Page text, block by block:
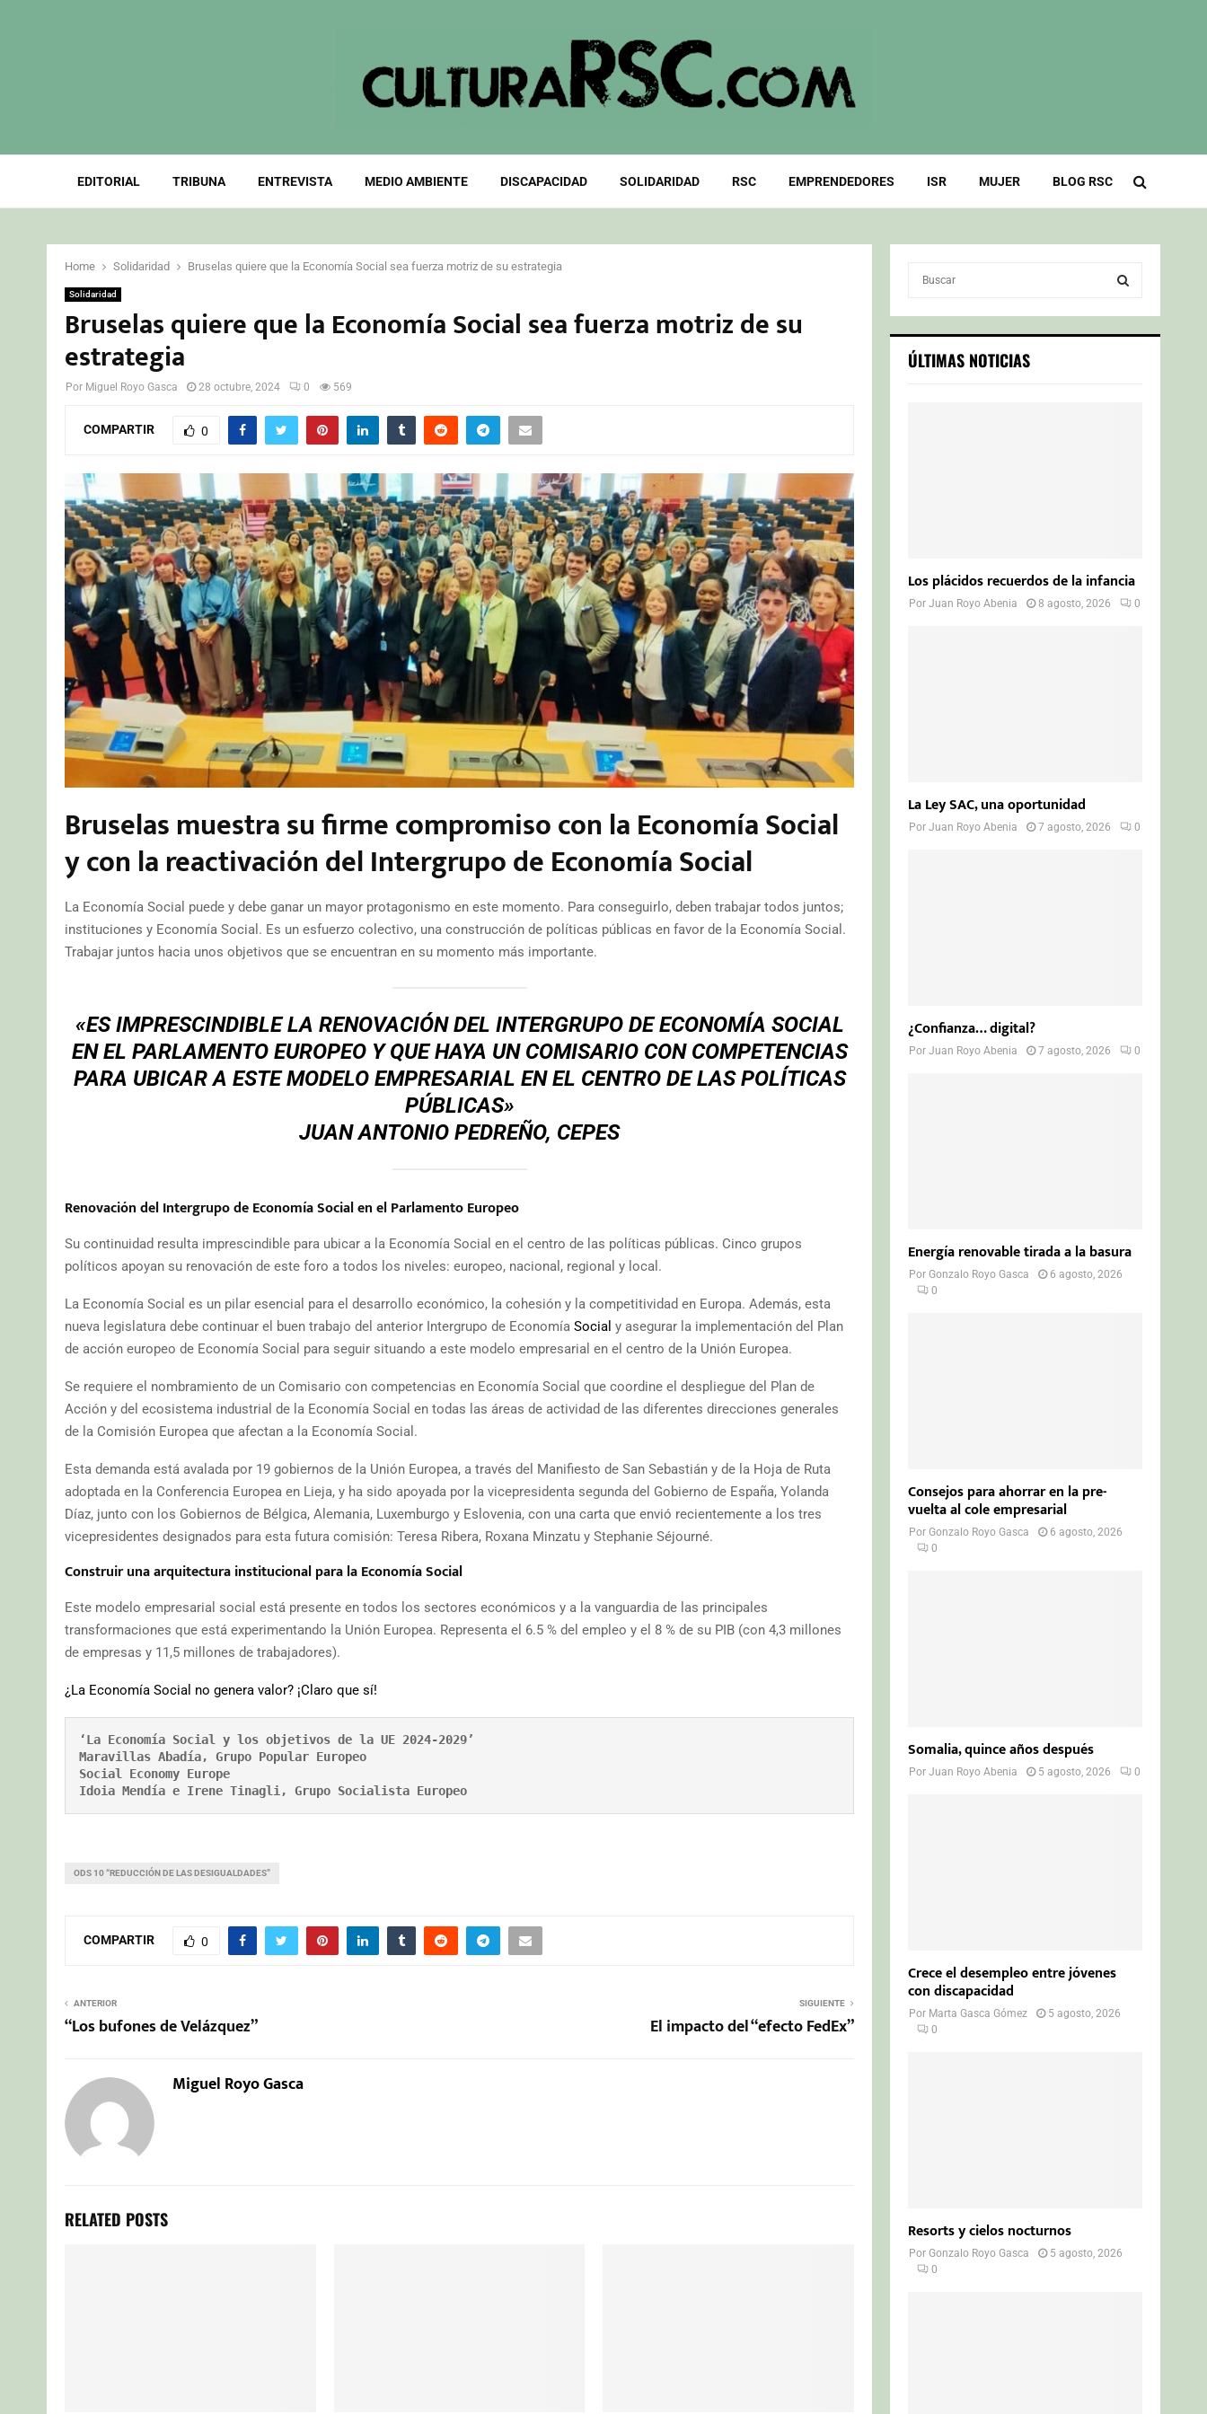
EDITORIAL TRIBUNA ENTREVISTA MEDIO AMBIENTE DISCAPACIDAD SOLIDARIDAD RSC EMPRENDEDORES ISR MUJER BLOG RSC
Home Solidaridad Bruselas quiere que la Economía Social sea fuerza motriz de su estrategia
Solidaridad
Bruselas quiere que la Economía Social sea fuerza motriz de su
estrategia
Por Miguel Royo Gasca 28 octubre, 2024 0 569
COMPARTIR 0
Bruselas muestra su firme compromiso con la Economía Social
y con la reactivación del Intergrupo de Economía Social
La Economía Social puede y debe ganar un mayor protagonismo en este momento. Para conseguirlo, deben trabajar todos juntos;
instituciones y Economía Social. Es un esfuerzo colectivo, una construcción de políticas públicas en favor de la Economía Social.
Trabajar juntos hacia unos objetivos que se encuentran en su momento más importante.
«ES IMPRESCINDIBLE LA RENOVACIÓN DEL INTERGRUPO DE ECONOMÍA SOCIAL
EN EL PARLAMENTO EUROPEO Y QUE HAYA UN COMISARIO CON COMPETENCIAS
PARA UBICAR A ESTE MODELO EMPRESARIAL EN EL CENTRO DE LAS POLÍTICAS
PÚBLICAS»
JUAN ANTONIO PEDREÑO, CEPES
Renovación del Intergrupo de Economía Social en el Parlamento Europeo
Su continuidad resulta imprescindible para ubicar a la Economía Social en el centro de las políticas públicas. Cinco grupos
políticos apoyan su renovación de este foro a todos los niveles: europeo, nacional, regional y local.
La Economía Social es un pilar esencial para el desarrollo económico, la cohesión y la competitividad en Europa. Además, esta
nueva legislatura debe continuar el buen trabajo del anterior Intergrupo de Economía Social y asegurar la implementación del Plan
de acción europeo de Economía Social para seguir situando a este modelo empresarial en el centro de la Unión Europea.
Se requiere el nombramiento de un Comisario con competencias en Economía Social que coordine el despliegue del Plan de
Acción y del ecosistema industrial de la Economía Social en todas las áreas de actividad de las diferentes direcciones generales
de la Comisión Europea que afectan a la Economía Social.
Esta demanda está avalada por 19 gobiernos de la Unión Europea, a través del Manifiesto de San Sebastián y de la Hoja de Ruta
adoptada en la Conferencia Europea en Lieja, y ha sido apoyada por la vicepresidenta segunda del Gobierno de España, Yolanda
Díaz, junto con los Gobiernos de Bélgica, Alemania, Luxemburgo y Eslovenia, con una carta que envió recientemente a los tres
vicepresidentes designados para esta futura comisión: Teresa Ribera, Roxana Minzatu y Stephanie Séjourné.
Construir una arquitectura institucional para la Economía Social
Este modelo empresarial social está presente en todos los sectores económicos y a la vanguardia de las principales
transformaciones que está experimentando la Unión Europea. Representa el 6.5 % del empleo y el 8 % de su PIB (con 4,3 millones
de empresas y 11,5 millones de trabajadores).
¿La Economía Social no genera valor? ¡Claro que sí!
‘La Economía Social y los objetivos de la UE 2024-2029’
Maravillas Abadía, Grupo Popular Europeo
Social Economy Europe
Idoia Mendía e Irene Tinagli, Grupo Socialista Europeo
ODS 10 “REDUCCIÓN DE LAS DESIGUALDADES”
COMPARTIR 0
ANTERIOR
“Los bufones de Velázquez”
SIGUIENTE
El impacto del “efecto FedEx”
Miguel Royo Gasca
RELATED POSTS
c
h
S
ÚLTIMAS NOTICIAS
Los plácidos recuerdos de la infancia
PorJuan Royo Abenia 8 agosto, 2026 0
La Ley SAC, una oportunidad
PorJuan Royo Abenia 7 agosto, 2026 0
¿Confianza… digital?
PorJuan Royo Abenia 7 agosto, 2026 0
Energía renovable tirada a la basura
PorGonzalo Royo Gasca
6 agosto, 2026
0
Consejos para ahorrar en la pre-
vuelta al cole empresarial
PorGonzalo Royo Gasca
6 agosto, 2026
0
Somalia, quince años después
PorJuan Royo Abenia 5 agosto, 2026 0
Crece el desempleo entre jóvenes
con discapacidad
Por Marta Gasca Gómez
5 agosto, 2026
0
Resorts y cielos nocturnos
PorGonzalo Royo Gasca
5 agosto, 2026
0